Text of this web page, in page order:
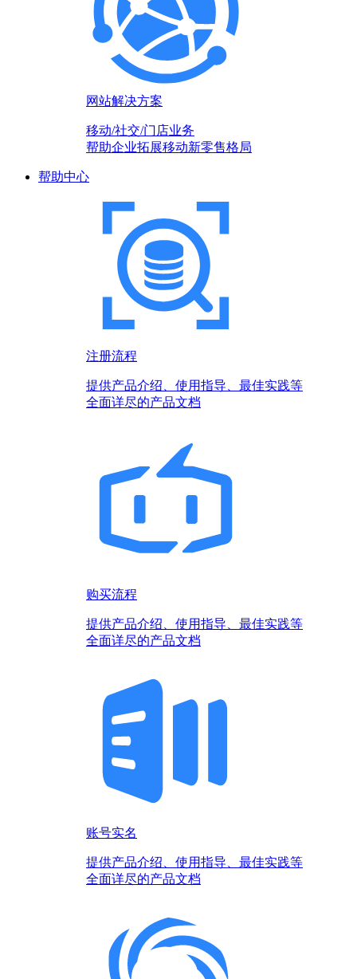
网站解决方案
移动/社交/门店业务
帮助企业拓展移动新零售格局
帮助中心
注册流程
提供产品介绍、使用指导、最佳实践等
全面详尽的产品文档
购买流程
提供产品介绍、使用指导、最佳实践等
全面详尽的产品文档
账号实名
提供产品介绍、使用指导、最佳实践等
全面详尽的产品文档